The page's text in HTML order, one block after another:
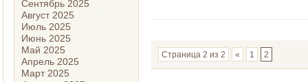
Сентябрь 2025
Август 2025
Июль 2025
Июнь 2025
Май 2025
Апрель 2025
Март 2025
Страница 2 из 2 « 1 2